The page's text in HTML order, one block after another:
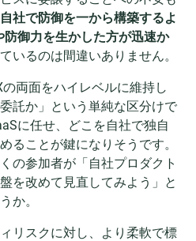
自社で防御を一から構築するよ
防御力を生かした方が迅速か
いるのは間違いありません。
両面をハイレベルに維持し
託か」という単純な区分けで
に任せ、どこを自社で独自
ることが鍵になりそうです。
の参加者が「自社プロダクト
を改めて見直してみよう」と
か。
リスクに対し、より柔軟で標